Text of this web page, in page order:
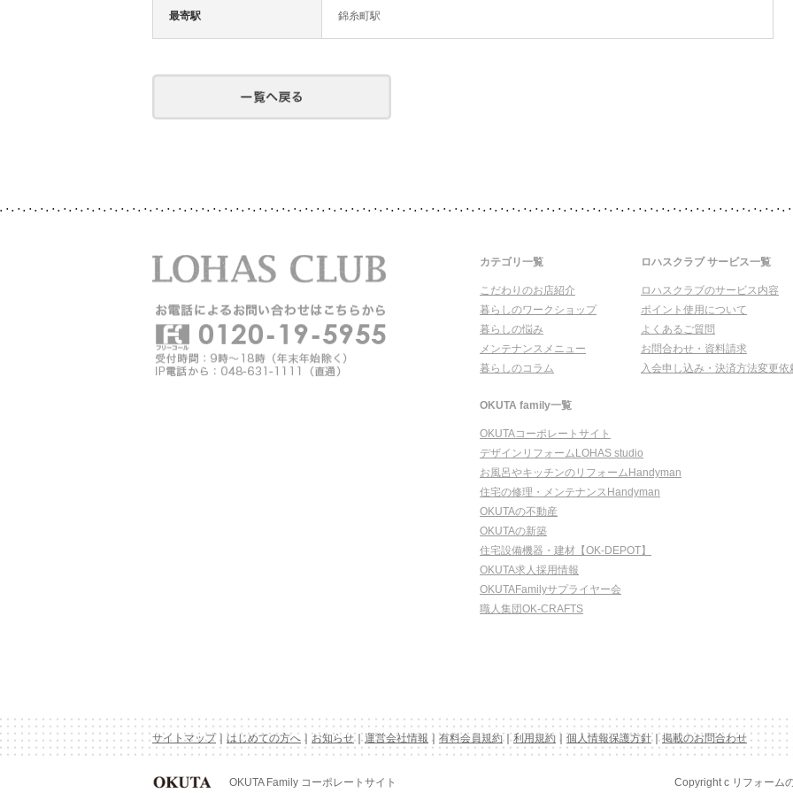
最寄駅 錦糸町駅
カテゴリ一覧
こだわりのお店紹介
暮らしのワークショップ
暮らしの悩み
メンテナンスメニュー
暮らしのコラム
ロハスクラブ サービス一覧
ロハスクラブのサービス内容
ポイント使用について
よくあるご質問
お問合わせ・資料請求
入会申し込み・決済方法変更依
OKUTA family一覧
OKUTAコーポレートサイト
デザインリフォームLOHAS studio
お風呂やキッチンのリフォームHandyman
住宅の修理・メンテナンスHandyman
OKUTAの不動産
OKUTAの新築
住宅設備機器・建材【OK-DEPOT】
OKUTA求人採用情報
OKUTAFamilyサプライヤー会
職人集団OK-CRAFTS
サイトマップ｜ はじめての方へ ｜ お知らせ｜運営会社情報 ｜ 有料会員規約｜利用規約 ｜ 個人情報保護方針｜掲載のお問合わせ
OKUTA Family コーポレートサイト Copyright c リフォーム